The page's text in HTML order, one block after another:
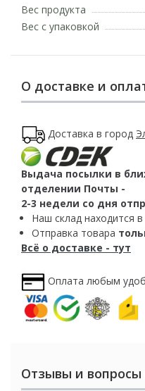
Вес продукта
Вес с упаковкой
О доставке и
Доставка в город
Выдача посылки в
отделении Почты -
2-3 недели со дня
Наш склад находится
Отправка товара
Всё о доставке - тут
Оплата любым
Отзывы и вопросы